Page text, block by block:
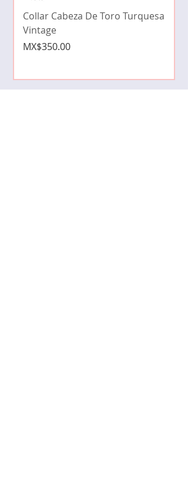
Collar Cabeza De Toro Turquesa
Vintage
Price
MX$350.00